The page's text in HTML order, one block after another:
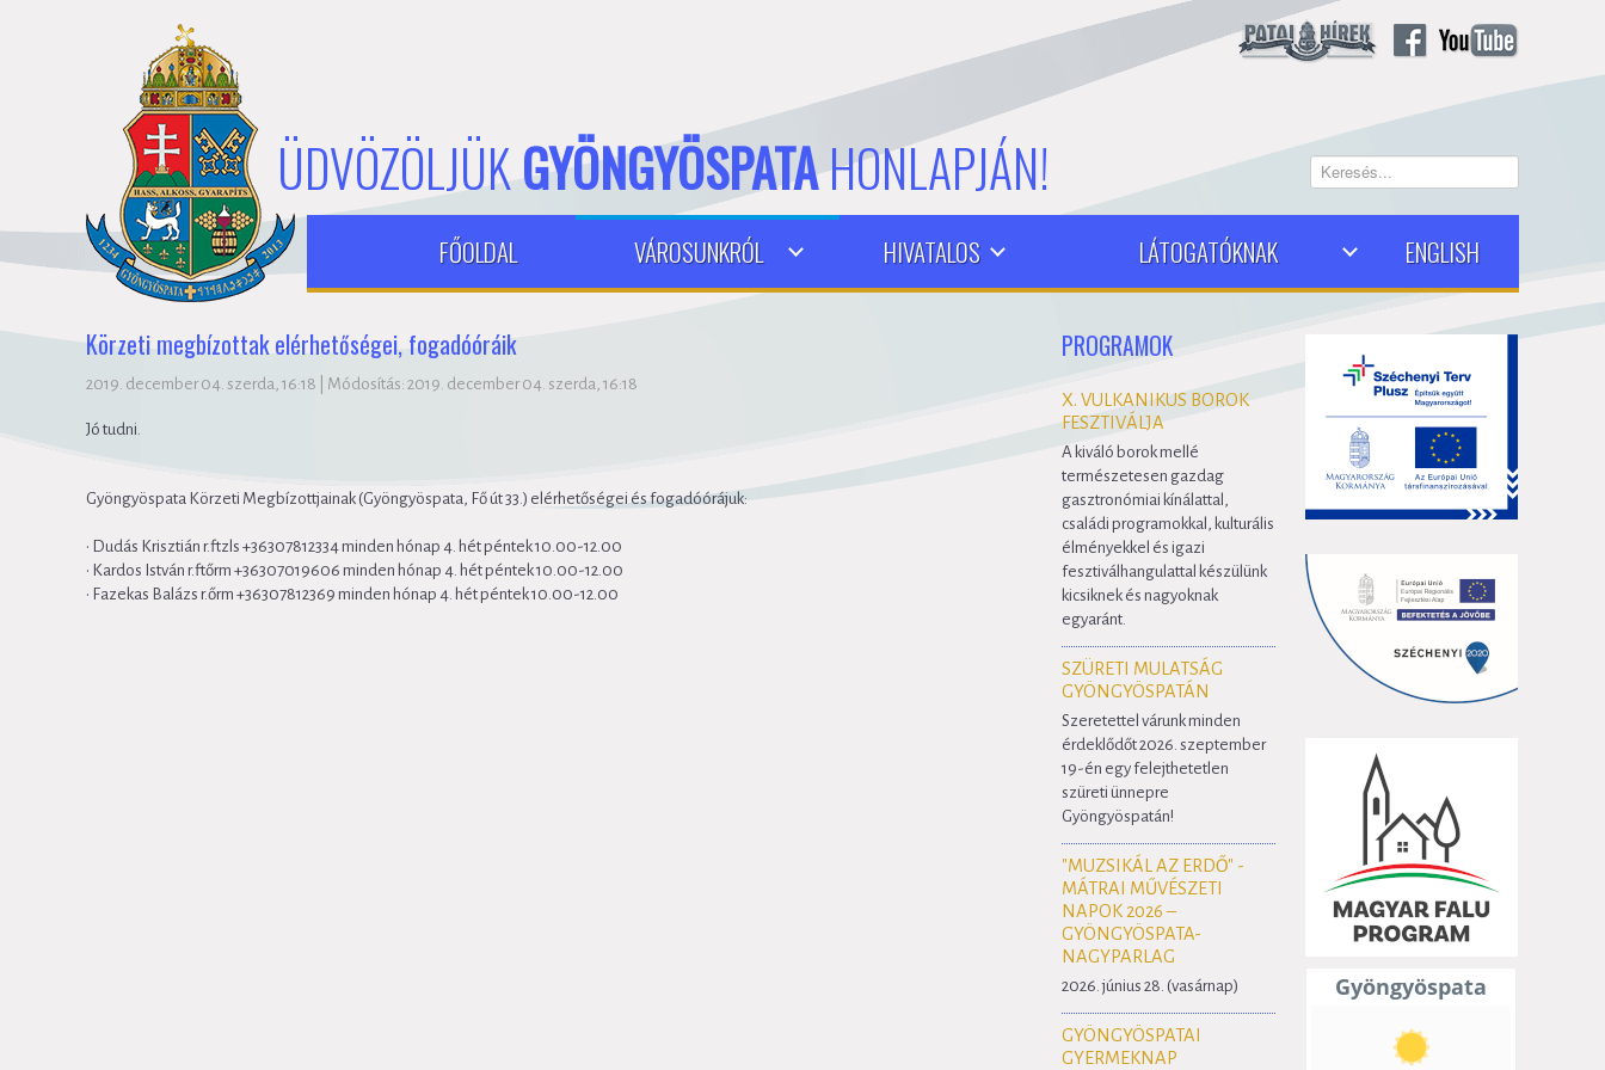
ÜDVÖZÖLJÜKGYÖNGYÖSPATAHONLAPJÁN! Keresés...
FŐOLDAL VÁROSUNKRÓL HIVATALOS LÁTOGATÓKNAK ENGLISH
Körzeti megbízottak elérhetőségei, fogadóóráik
2019. december 04. szerda, 16:18 Módosítás: 2019. december 04. szerda, 16:18
Jó tudni.
Gyöngyöspata Körzeti Megbízottjainak (Gyöngyöspata, Fő út 33.) elérhetőségei és fogadóórájuk:
• Dudás Krisztián r.ftzls +36307812334 minden hónap 4. hét péntek 10.00-12.00
• Kardos István r.ftőrm +36307019606 minden hónap 4. hét péntek 10.00-12.00
• Fazekas Balázs r.őrm +36307812369 minden hónap 4. hét péntek 10.00-12.00
PROGRAMOK
X. VULKANIKUS BOROK
FESZTIVÁLJA
A kiváló borok mellé
természetesen gazdag
gasztronómiai kínálattal,
családi programokkal, kulturális
élményekkel és igazi
fesztiválhangulattal készülünk
kicsiknek és nagyoknak
egyaránt.
SZÜRETI MULATSÁG
GYÖNGYÖSPATÁN
Szeretettel várunk minden
érdeklődőt 2026. szeptember
19-én egy felejthetetlen
szüreti ünnepre
Gyöngyöspatán!
"MUZSIKÁL AZ ERDŐ" -
MÁTRAI MŰVÉSZETI
NAPOK 2026 –
GYÖNGYÖSPATA-
NAGYPARLAG
2026. június 28. (vasárnap)
GYÖNGYÖSPATAI
GYERMEKNAP